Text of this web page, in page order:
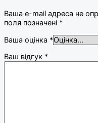
Ваша e-mail адреса не
поля позначені *
Ваша оцінка *
Ваш відгук *